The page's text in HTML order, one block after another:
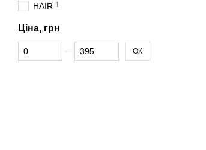
HAIR 1
Ціна, грн
Від Ціна, грн
До Ціна, грн ОК